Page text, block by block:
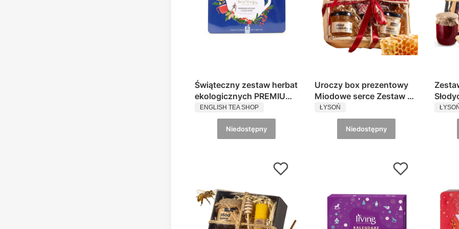
Świąteczny zestaw herbat
ekologicznych PREMIUM
HOLIDAY COLLECTION
English Tea Shop
PRODUCENT
ENGLISH TEA SHOP
Niedostępny
Uroczy box prezentowy
Miodowe serce Zestaw na
Prezent Miód czekolada
PRODUCENT
ŁYSOŃ
Niedostępny
stylu
Miód